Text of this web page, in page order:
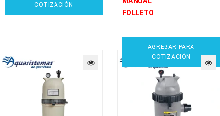
COTIZACIÓN
FOLLETO
AGREGAR PARA
COTIZACIÓN